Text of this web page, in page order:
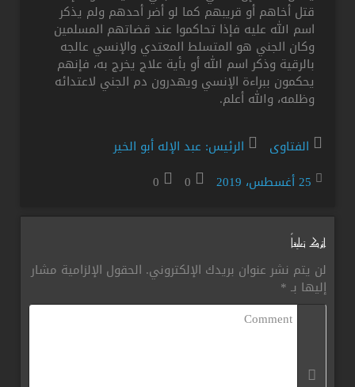
قتل أخاهم أو قريبهم كما لو أضر أحدهم ولم يذكر
اسم الله عليه فإذا تحاكموا عند قضاتهم المسلمين
وكان الجني هو المتسلط المعتدي والإنسي عالجه
بالرقية وذكر اسم الله أو بأية علاج يخرج به، فإنهم
يحكمون ببراءة الإنسي ويهدرون دم الجني لاعتدائه
وظلمه، والله أعلم.
الفتاوى
الرئيس: عبد الإله أبو الخير
25 أغسطس، 2019
0
0
اترك تعليقاً
لن يتم نشر عنوان بريدك الإلكتروني. الحقول الإلزامية مشار
إليها بـ *